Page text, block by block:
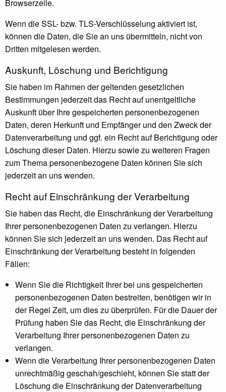
Browserzeile.
Wenn die SSL- bzw. TLS-Verschlüsselung aktiviert ist,
können die Daten, die Sie an uns übermitteln, nicht von
Dritten mitgelesen werden.
Auskunft, Löschung und Berichtigung
Sie haben im Rahmen der geltenden gesetzlichen
Bestimmungen jederzeit das Recht auf unentgeltliche
Auskunft über Ihre gespeicherten personenbezogenen
Daten, deren Herkunft und Empfänger und den Zweck der
Datenverarbeitung und ggf. ein Recht auf Berichtigung oder
Löschung dieser Daten. Hierzu sowie zu weiteren Fragen
zum Thema personenbezogene Daten können Sie sich
jederzeit an uns wenden.
Recht auf Einschränkung der Verarbeitung
Sie haben das Recht, die Einschränkung der Verarbeitung
Ihrer personenbezogenen Daten zu verlangen. Hierzu
können Sie sich jederzeit an uns wenden. Das Recht auf
Einschränkung der Verarbeitung besteht in folgenden
Fällen:
Wenn Sie die Richtigkeit Ihrer bei uns gespeicherten
personenbezogenen Daten bestreiten, benötigen wir in
der Regel Zeit, um dies zu überprüfen. Für die Dauer der
Prüfung haben Sie das Recht, die Einschränkung der
Verarbeitung Ihrer personenbezogenen Daten zu
verlangen.
Wenn die Verarbeitung Ihrer personenbezogenen Daten
unrechtmäßig geschah/geschieht, können Sie statt der
Löschung die Einschränkung der Datenverarbeitung